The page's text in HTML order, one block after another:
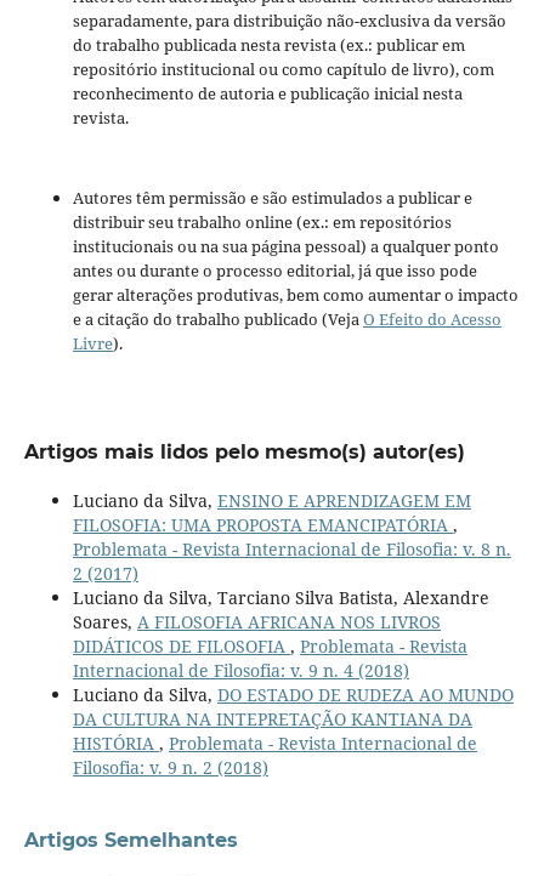
separadamente, para distribuição não-exclusiva da versão
do trabalho publicada nesta revista (ex.: publicar em
repositório institucional ou como capítulo de livro), com
reconhecimento de autoria e publicação inicial nesta
revista.
Autores têm permissão e são estimulados a publicar e
distribuir seu trabalho online (ex.: em repositórios
institucionais ou na sua página pessoal) a qualquer ponto
antes ou durante o processo editorial, já que isso pode
gerar alterações produtivas, bem como aumentar o impacto
e a citação do trabalho publicado (VejaO Efeito do Acesso
Livre).
Artigos mais lidos pelo mesmo(s) autor(es)
Luciano da Silva, ENSINO E APRENDIZAGEM EM
FILOSOFIA: UMA PROPOSTA EMANCIPATÓRIA ,
Problemata - Revista Internacional de Filosofia: v. 8 n.
2 (2017)
Luciano da Silva, Tarciano Silva Batista, Alexandre
Soares, A FILOSOFIA AFRICANA NOS LIVROS
DIDÁTICOS DE FILOSOFIA , Problemata - Revista
Internacional de Filosofia: v. 9 n. 4 (2018)
Luciano da Silva, DO ESTADO DE RUDEZA AO MUNDO
DA CULTURA NA INTEPRETAÇÃO KANTIANA DA
HISTÓRIA , Problemata - Revista Internacional de
Filosofia: v. 9 n. 2 (2018)
Artigos Semelhantes